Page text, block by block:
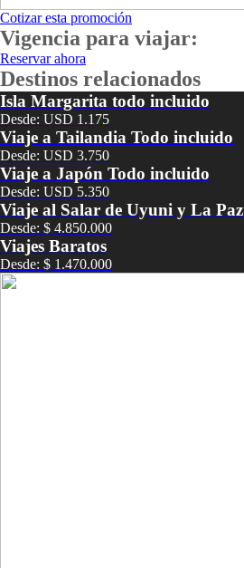
Cotizar esta promoción
Vigencia para viajar:
Reservar ahora
Destinos relacionados
Isla Margarita todo incluido
Desde: USD 1.175
Viaje a Tailandia Todo incluido
Desde: USD 3.750
Viaje a Japón Todo incluido
Desde: USD 5.350
Viaje al Salar de Uyuni y La Paz
Desde: $ 4.850.000
Viajes Baratos
Desde: $ 1.470.000